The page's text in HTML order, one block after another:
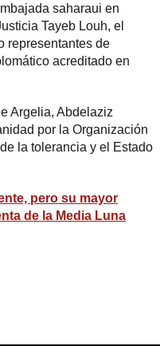
saharaui en
Tayeb Louh, el
representantes de
acreditado en
Argelia, Abdelaziz
por la Organización
la tolerancia y el Estado
pero su mayor
de la Media Luna